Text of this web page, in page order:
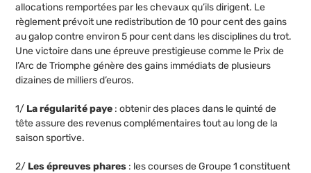
allocations remportées par les chevaux qu’ils dirigent. Le
règlement prévoit une redistribution de 10 pour cent des gains
au galop contre environ 5 pour cent dans les disciplines du trot.
Une victoire dans une épreuve prestigieuse comme le Prix de
l’Arc de Triomphe génère des gains immédiats de plusieurs
dizaines de milliers d’euros.
1/ La régularité paye : obtenir des places dans le quinté de
tête assure des revenus complémentaires tout au long de la
saison sportive.
2/ Les épreuves phares : les courses de Groupe 1 constituent